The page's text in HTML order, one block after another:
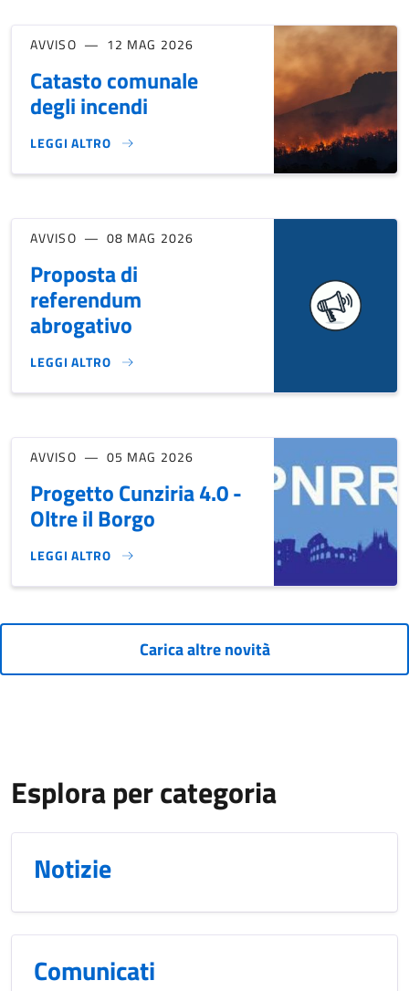
AVVISO 12 MAG 2026
Catasto comunale
degli incendi
LEGGI ALTRO
CATASTO COMUNALE DEGLI INCENDI}
AVVISO 08 MAG 2026
Proposta di
referendum
abrogativo
LEGGI ALTRO
PROPOSTA DI REFERENDUM ABROGATIVO}
AVVISO 05 MAG 2026
Progetto Cunziria 4.0 -
Oltre il Borgo
LEGGI ALTRO
PROGETTO CUNZIRIA 4.0 - OLTRE IL BORGO}
Carica altre novità
Esplora per categoria
Notizie
Comunicati